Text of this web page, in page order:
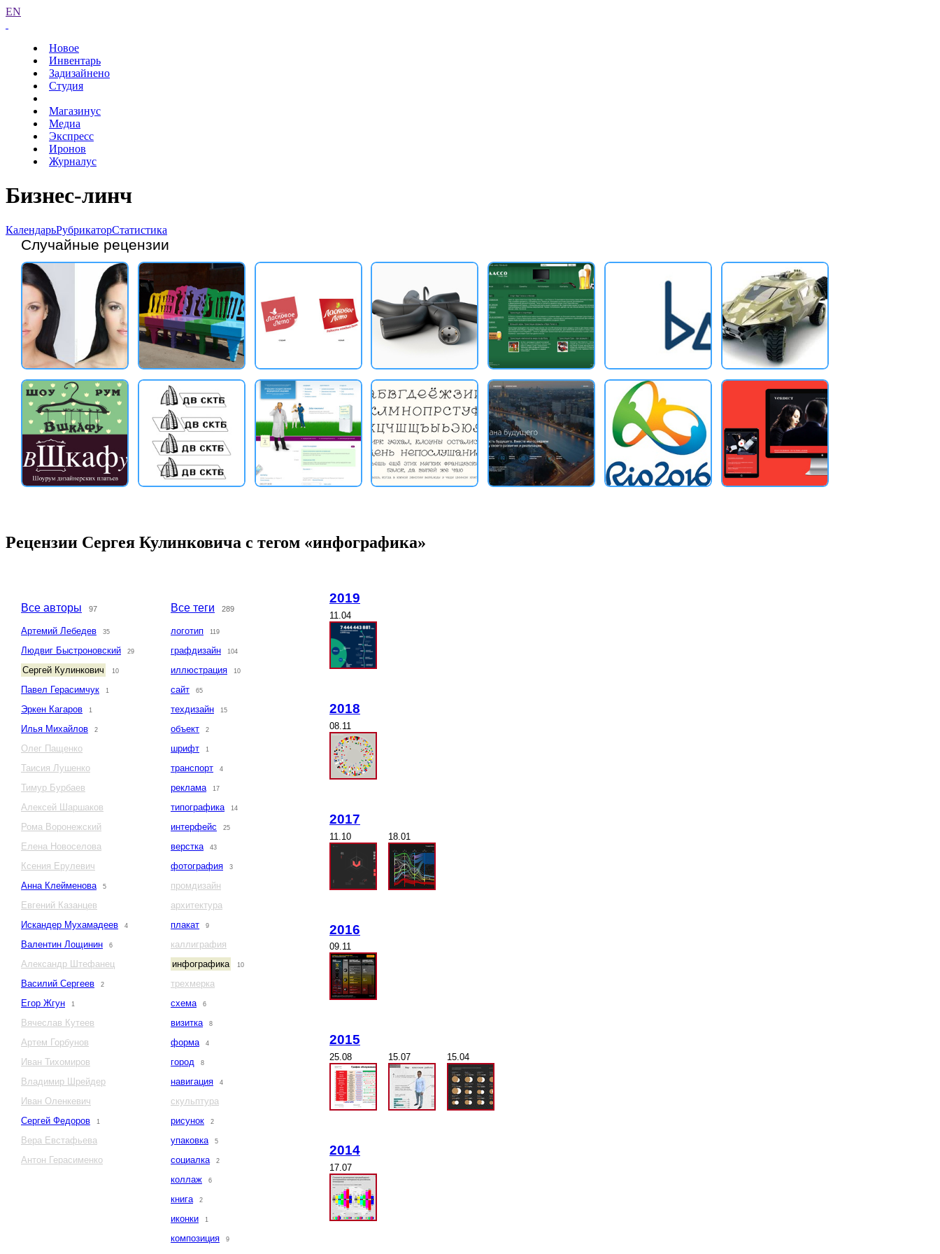
EN
Новое
Инвентарь
Задизайнено
Студия
Магазинус
Медиа
Экспресс
Иронов
Журналус
Бизнес-линч
КалендарьРубрикаторСтатистика
Случайные рецензии
Рецензии Сергея Кулинковича с тегом «инфографика»
Все авторы 97
Артемий Лебедев 35
Людвиг Быстроновский 29
Сергей Кулинкович 10
Павел Герасимчук 1
Эркен Кагаров 1
Илья Михайлов 2
Олег Пащенко
Таисия Лушенко
Тимур Бурбаев
Алексей Шаршаков
Рома Воронежский
Елена Новоселова
Ксения Ерулевич
Анна Клейменова
5
Евгений Казанцев
Искандер Мухамадеев
4
Валентин Лощинин 6
Александр Штефанец
Василий Сергеев
2
Егор Жгун 1
Вячеслав Кутеев
Артем Горбунов
Иван Тихомиров
Владимир Шрейдер
Иван Оленкевич
Сергей Федоров
1
Вера Евстафьева
Антон Герасименко
Все теги 289
логотип 119
графдизайн 104
иллюстрация 10
сайт 65
техдизайн 15
объект 2
шрифт 1
транспорт 4
реклама 17
типографика 14
интерфейс 25
верстка 43
фотография 3
промдизайн
архитектура
плакат
9
каллиграфия
инфографика
10
трехмерка
схема
6
визитка 8
форма 4
город 8
навигация 4
скульптура
рисунок
2
упаковка 5
социалка 2
коллаж 6
книга 2
иконки 1
композиция 9
2019
11.04
2018
08.11
2017
11.10 18.01
2016
09.11
2015
25.08 15.07 15.04
2014
17.07